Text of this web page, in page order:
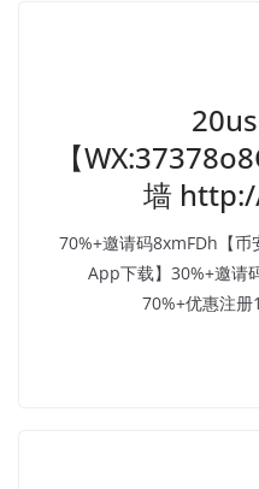
【
墙
【KrpBit-App下载】70%+邀请码
App下载】30%+邀请
70%+优惠注